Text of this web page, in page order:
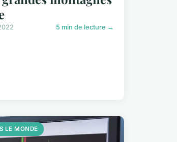
5 min de lecture →
LE MONDE